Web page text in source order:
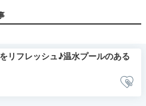
をリフレッシュ♪温水プールのある